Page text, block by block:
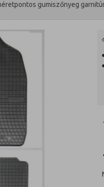
gumiszőnyeg